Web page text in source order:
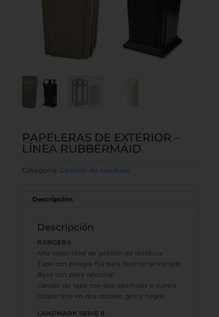
PAPELERAS DE EXTERIOR –
LÍNEA RUBBERMAID
Categoría: Gestión de residuos
Descripción
Descripción
RANGER®
Alta capacidad de gestión de residuos
Tapa con bisagra fija para facilitar el vaciado
Base con peso opcional
Opción de tapa con dos aperturas o cuatro
Disponible en dos colores: gris y negro
LANDMARK SERIE II